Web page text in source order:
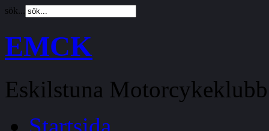
sök...
EMCK
Eskilstuna Motorcykeklubb
Startsida